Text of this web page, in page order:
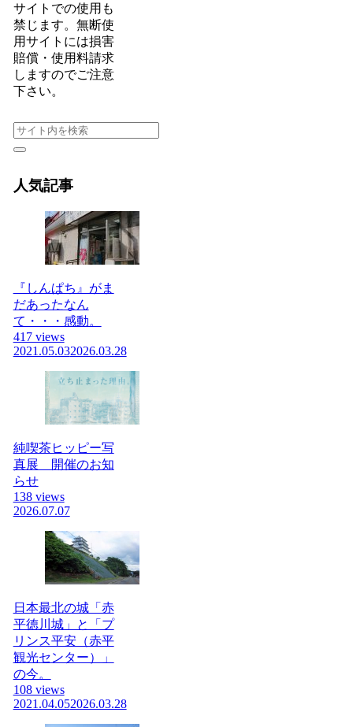
サイトでの使用も
禁じます。無断使
用サイトには損害
賠償・使用料請求
しますのでご注意
下さい。
人気記事
『しんぱち』がま
だあったなん
て・・・感動。
417 views
2021.05.032026.03.28
純喫茶ヒッピー写
真展 開催のお知
らせ
138 views
2026.07.07
日本最北の城「赤
平徳川城」と「プ
リンス平安（赤平
観光センター）」
の今。
108 views
2021.04.052026.03.28